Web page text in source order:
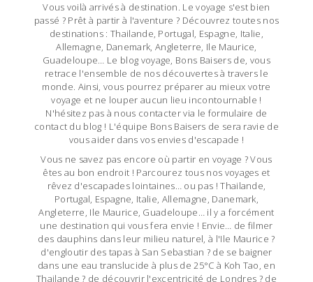
Vous voilà arrivés à destination. Le voyage s'est bien
passé ? Prêt à partir à l'aventure ? Découvrez toutes nos
destinations : Thailande, Portugal, Espagne, Italie,
Allemagne, Danemark, Angleterre, Ile Maurice,
Guadeloupe… Le blog voyage, Bons Baisers de, vous
retrace l'ensemble de nos découvertes à travers le
monde. Ainsi, vous pourrez préparer au mieux votre
voyage et ne louper aucun lieu incontournable !
N'hésitez pas à nous contacter via le formulaire de
contact du blog ! L'équipe Bons Baisers de sera ravie de
vous aider dans vos envies d'escapade !
Vous ne savez pas encore où partir en voyage ? Vous
êtes au bon endroit ! Parcourez tous nos voyages et
rêvez d'escapades lointaines… ou pas ! Thailande,
Portugal, Espagne, Italie, Allemagne, Danemark,
Angleterre, Ile Maurice, Guadeloupe… il y a forcément
une destination qui vous fera envie ! Envie… de filmer
des dauphins dans leur milieu naturel, à l'Ile Maurice ?
d'engloutir des tapas à San Sebastian ? de se baigner
dans une eau translucide à plus de 25°C à Koh Tao, en
Thailande ? de découvrir l'excentricité de Londres ? de